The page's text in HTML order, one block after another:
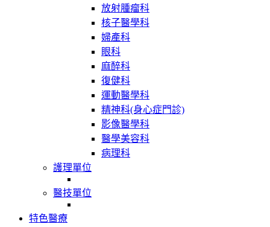
放射腫瘤科
核子醫學科
婦產科
眼科
麻醉科
復健科
運動醫學科
精神科(身心症門診)
影像醫學科
醫學美容科
病理科
護理單位
醫技單位
特色醫療